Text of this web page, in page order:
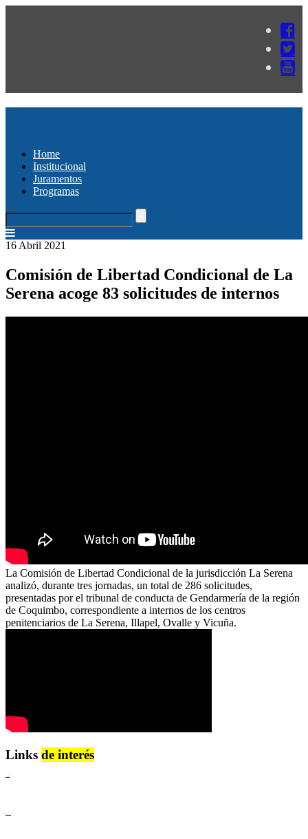
Home
Institucional
Juramentos
Programas
16 Abril 2021
Comisión de Libertad Condicional de La
Serena acoge 83 solicitudes de internos
La Comisión de Libertad Condicional de la jurisdicción La Serena
analizó, durante tres jornadas, un total de 286 solicitudes,
presentadas por el tribunal de conducta de Gendarmería de la región
de Coquimbo, correspondiente a internos de los centros
penitenciarios de La Serena, Illapel, Ovalle y Vicuña.
Links de interés